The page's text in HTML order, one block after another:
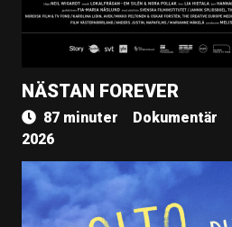
NÄSTAN FOREVER
87 minuter Dokumentär
2026